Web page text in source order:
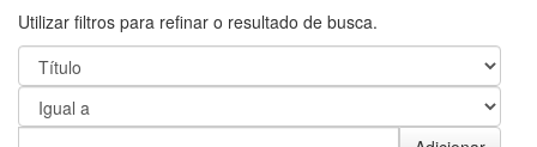
Utilizar filtros para refinar o resultado de busca.